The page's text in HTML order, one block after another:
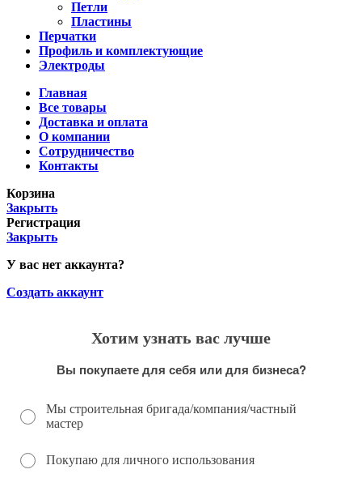
Петли
Пластины
Перчатки
Профиль и комплектующие
Электроды
Главная
Все товары
Доставка и оплата
О компании
Сотрудничество
Контакты
Корзина
Закрыть
Регистрация
Закрыть
У вас нет аккаунта?
Создать аккаунт
Хотим узнать вас лучше
Вы покупаете для себя или для бизнеса?
Мы строительная бригада/компания/частный
мастер
Покупаю для личного использования